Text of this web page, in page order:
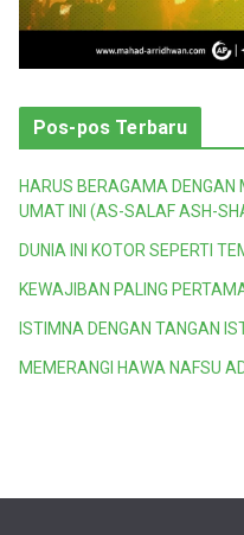
Pos-pos Terbaru
HARUS BERAGAMA DENGAN
UMAT INI (AS-SALAF ASH-
DUNIA INI KOTOR SEPERTI
KEWAJIBAN PALING
ISTIMNA DENGAN TANGAN
MEMERANGI HAWA NAFSU